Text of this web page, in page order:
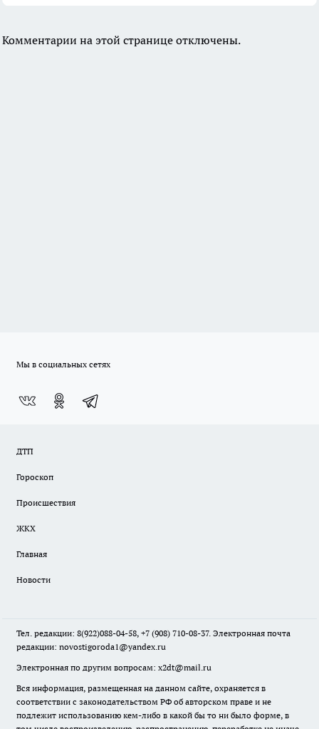
Комментарии на этой странице отключены.
Мы в социальных сетях
ДТП
Гороскоп
Происшествия
ЖКХ
Главная
Новости
Тел. редакции: 8(922)088-04-58, +7 (908) 710-08-37. Электронная почта
редакции: novostigoroda1@yandex.ru
Электронная по другим вопросам: x2dt@mail.ru
Вся информация, размещенная на данном сайте, охраняется в
соответствии с законодательством РФ об авторском праве и не
подлежит использованию кем-либо в какой бы то ни было форме, в